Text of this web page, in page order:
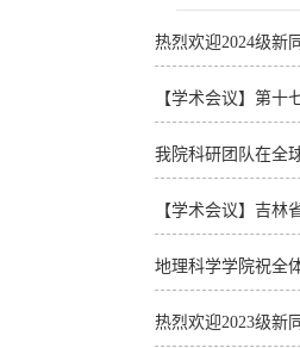
热烈欢迎2024级新
【学术会议】第十
我院科研团队在全
【学术会议】吉
地理科学学院祝全
热烈欢迎2023级新